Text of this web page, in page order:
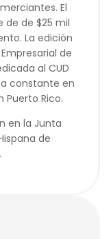
El
de $25 mil
La edición
de
al CUD
constante en
Rico.
en la Junta
de